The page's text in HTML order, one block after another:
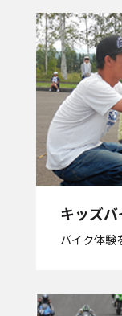
キッズ
バイク体験